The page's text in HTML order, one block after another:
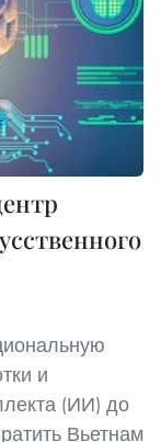
и
(ИИ) до
Вьетнам